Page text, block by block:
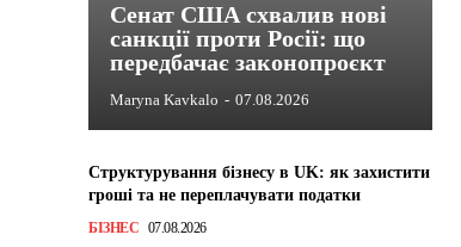
Сенат США схвалив нові
санкції проти Росії: що
передбачає законопроєкт
Maryna Kavkalo - 07.08.2026
Структурування бізнесу в UK: як захистити
гроші та не переплачувати податки
БІЗНЕС 07.08.2026